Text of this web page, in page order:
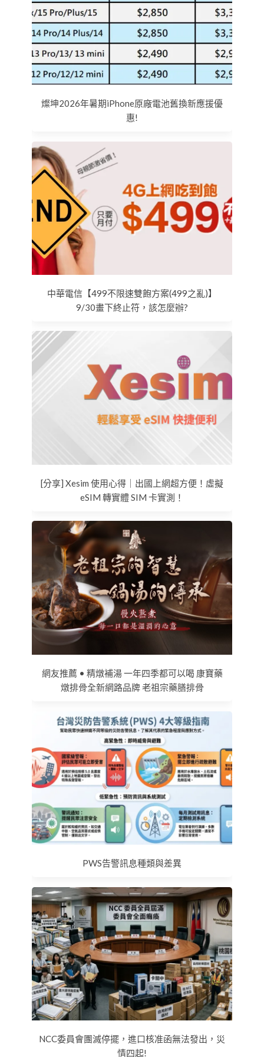
燦坤2026年暑期iPhone原廠電池舊換新應援優
惠!
中華電信【499不限速雙飽方案(499之亂)】
9/30畫下終止符，該怎麼辦?
[分享] Xesim 使用心得｜出國上網超方便！虛擬
eSIM 轉實體 SIM 卡實測！
網友推薦 • 精燉補湯 一年四季都可以喝 康寶藥
燉排骨全新網路品牌 老祖宗藥膳排骨
PWS告警訊息種類與差異
NCC委員會團滅停擺，進口核准函無法發出，災
情四起!